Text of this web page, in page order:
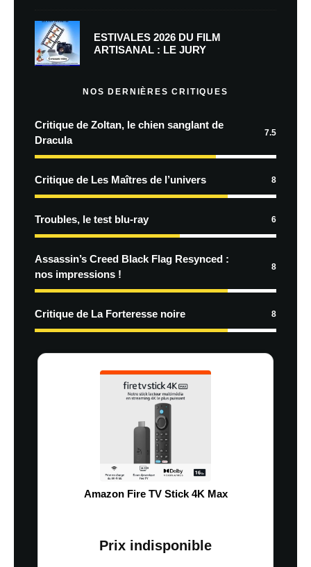
ESTIVALES 2026 DU FILM
ARTISANAL : LE JURY
NOS DERNIÈRES CRITIQUES
Critique de Zoltan, le chien sanglant de
Dracula
7.5
Critique de Les Maîtres de l’univers 8
Troubles, le test blu-ray 6
Assassin’s Creed Black Flag Resynced :
nos impressions !
8
Critique de La Forteresse noire 8
Amazon Fire TV Stick 4K Max
Prix indisponible